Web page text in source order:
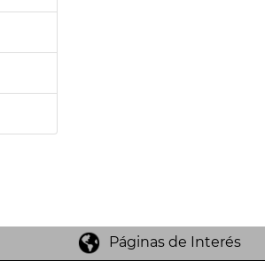
Páginas de Interés